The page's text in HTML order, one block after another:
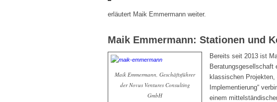
erläutert Maik Emmermann weiter.
Maik Emmermann: Stationen und
Maik Emmermann, Geschäftsführer
der Novus Ventures Consulting
GmbH
Bereits seit 2013 ist
Beratungsgesellschaft
klassischen Projekten,
Implementierung“
einem